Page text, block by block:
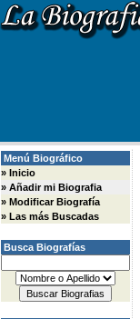
Menú Biográfico
» Inicio
» Añadir mi Biografia
» Modificar Biografía
» Las más Buscadas
Busca Biografías